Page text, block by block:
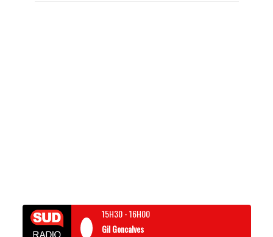
15H30-16H00
Gil Goncalves